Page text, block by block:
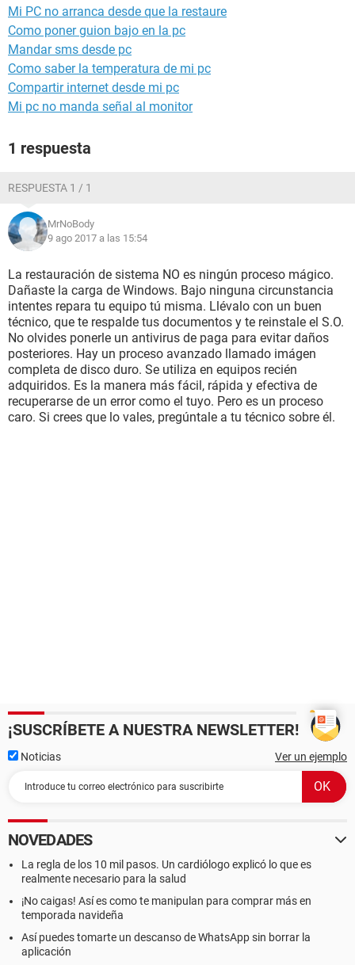
Mi PC no arranca desde que la restaure
Como poner guion bajo en la pc
Mandar sms desde pc
Como saber la temperatura de mi pc
Compartir internet desde mi pc
Mi pc no manda señal al monitor
1 respuesta
RESPUESTA 1 / 1
MrNoBody
9 ago 2017 a las 15:54
La restauración de sistema NO es ningún proceso mágico.
Dañaste la carga de Windows. Bajo ninguna circunstancia
intentes repara tu equipo tú misma. Llévalo con un buen
técnico, que te respalde tus documentos y te reinstale el S.O.
No olvides ponerle un antivirus de paga para evitar daños
posteriores. Hay un proceso avanzado llamado imágen
completa de disco duro. Se utiliza en equipos recién
adquiridos. Es la manera más fácil, rápida y efectiva de
recuperarse de un error como el tuyo. Pero es un proceso
caro. Si crees que lo vales, pregúntale a tu técnico sobre él.
¡SUSCRÍBETE A NUESTRA NEWSLETTER!
Noticias Ver un ejemplo
NOVEDADES
La regla de los 10 mil pasos. Un cardiólogo explicó lo que es
realmente necesario para la salud
¡No caigas! Así es como te manipulan para comprar más en
temporada navideña
Así puedes tomarte un descanso de WhatsApp sin borrar la
aplicación